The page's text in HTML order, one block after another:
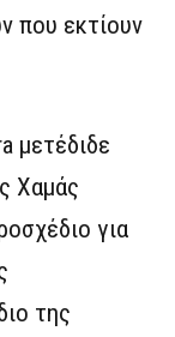
που εκτίουν
μετέδιδε
Χαμάς
για
της